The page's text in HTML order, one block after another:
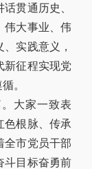
贯通历史、
伟大事业、伟
实践意义，
新征程实现党
。
大家一致表
色根脉、传承
全市党员干部
斗目标奋勇前